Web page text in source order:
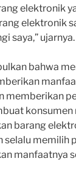
elektronik
elektronik
saya,” ujarnya.
bahwa
memberikan
konsumen
barang
selalu memilih
manfaatnya